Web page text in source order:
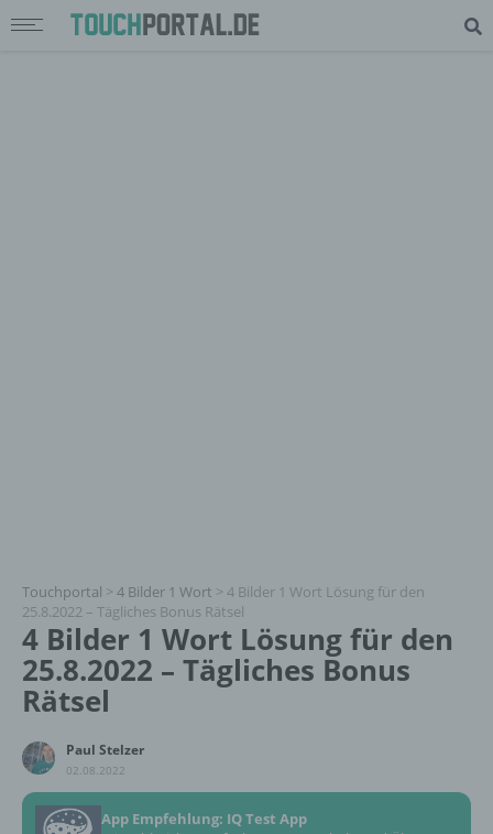
Touchportal > 4 Bilder 1 Wort > 4 Bilder 1 Wort Lösung für den
25.8.2022 – Tägliches Bonus Rätsel
4 Bilder 1 Wort Lösung für den
25.8.2022 – Tägliches Bonus
Rätsel
Paul Stelzer
02.08.2022
App Empfehlung: IQ Test App